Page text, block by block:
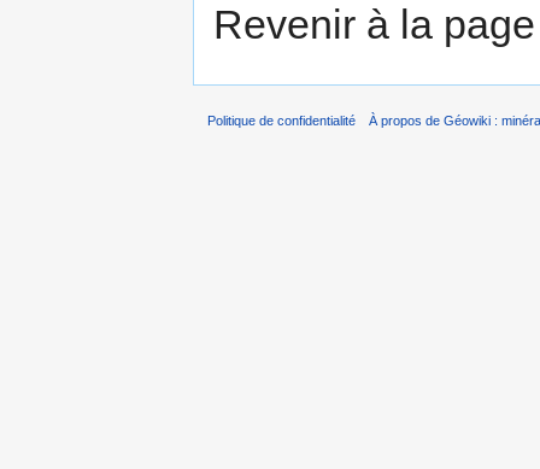
Revenir à la
Politique de confidentialité À propos de Géowiki :